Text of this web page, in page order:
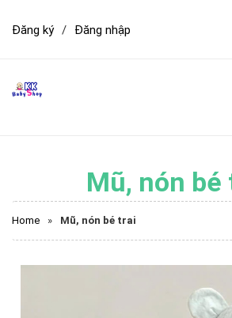
Đăng ký / Đăng nhập
Mũ, nón bé
Home » Mũ, nón bé trai